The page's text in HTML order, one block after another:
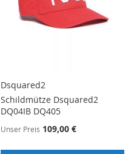
Dsquared2
Schildmütze Dsquared2
DQ04IB DQ405
Unser Preis 109,00 €